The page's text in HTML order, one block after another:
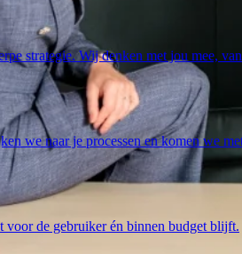
strategie. Wij denken met jou mee,
we naar je processen en komen we
voor de gebruiker én binnen budget blijft.